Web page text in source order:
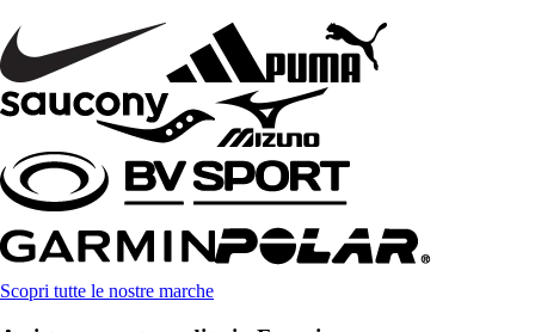
Scopri tutte le nostre marche